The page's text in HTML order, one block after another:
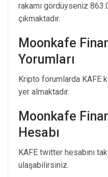
rakamı gördüyseniz
çıkmaktadır.
Moonkafe
Yorumları
Kripto forumlarda KAFE
yer almaktadır.
Moonkafe
Hesabı
KAFE twitter hesabını
ulaşabilirsiniz.